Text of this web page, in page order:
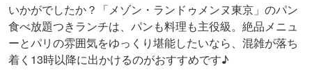
いかがでしたか？「メゾン・ランドゥメンヌ東京」のパン
食べ放題つきランチは、パンも料理も主役級。絶品メニュ
ーとパリの雰囲気をゆっくり堪能したいなら、混雑が落ち
着く13時以降に出かけるのがおすすめです♪